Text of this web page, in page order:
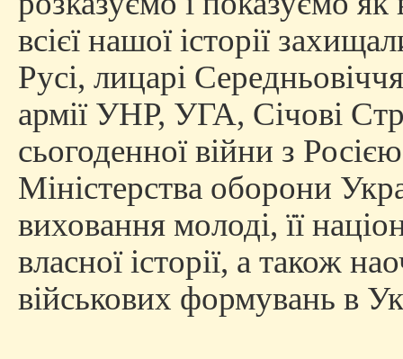
всієї нашої історії
Русі, лицарі
армії УНР, УГА, Січові
сьогоденної війни з
Міністерства оборони
виховання молоді, її
власної історії, а також
військових формувань в